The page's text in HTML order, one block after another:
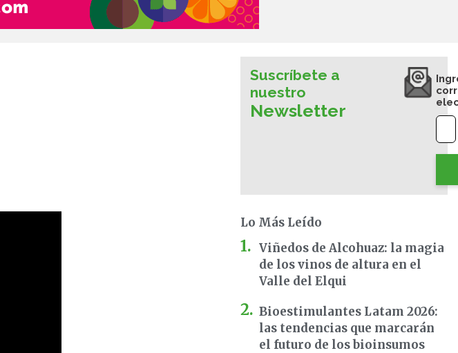
Suscríbete a
nuestro
Newsletter
Lo Más Leído
Viñedos de Alcohuaz: la magia
de los vinos de altura en el
Valle del Elqui
Bioestimulantes Latam 2026:
las tendencias que marcarán
el futuro de los bioinsumos